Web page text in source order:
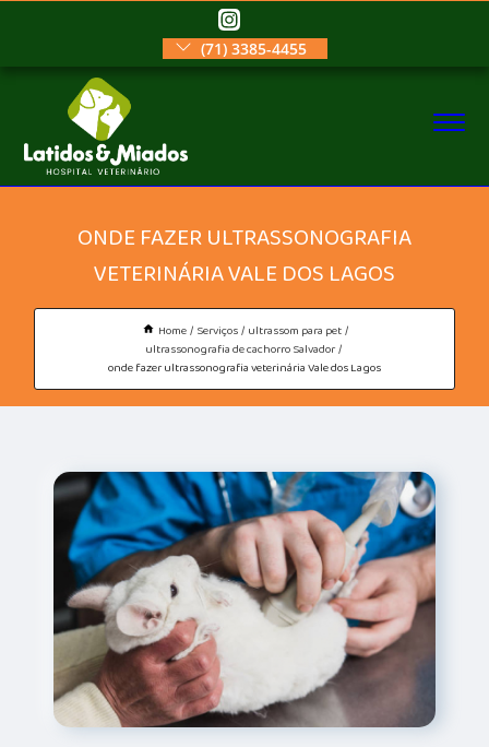
(71) 3385-4455
ONDE FAZER ULTRASSONOGRAFIA
VETERINÁRIA VALE DOS LAGOS
Home Serviços
ultrassom para pet
ultrassonografia de cachorro Salvador
onde fazer ultrassonografia veterinária Vale dos Lagos